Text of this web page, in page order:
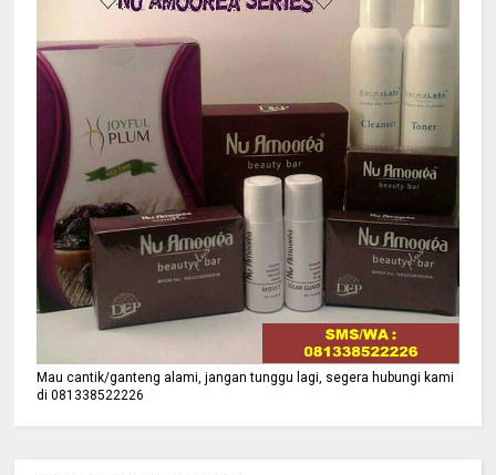
Mau cantik/ganteng alami, jangan tunggu lagi, segera hubungi kami
di 081338522226